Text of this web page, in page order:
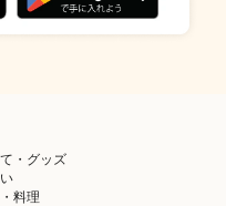
・グッズ
料理